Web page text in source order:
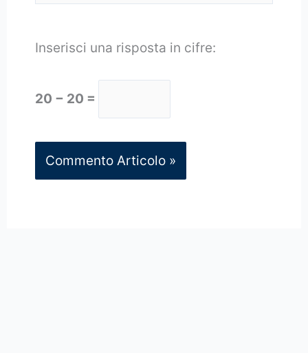
Inserisci una risposta in cifre:
20 − 20 =